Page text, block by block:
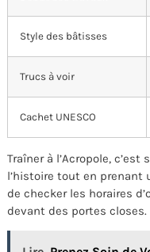
Style des bâtisses
Trucs à voir
Cachet UNESCO
Traîner à l’Acropole,
l’histoire tout en prenant
de checker les horaires
devant des portes closes.